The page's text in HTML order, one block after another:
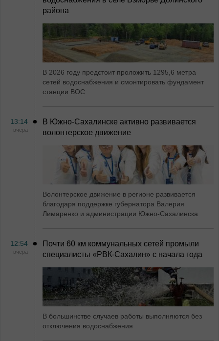
района
В 2026 году предстоит проложить 1295,6 метра
сетей водоснабжения и смонтировать фундамент
станции ВОС
13:14
вчера
В Южно-Сахалинске активно развивается
волонтерское движение
Волонтерское движение в регионе развивается
благодаря поддержке губернатора Валерия
Лимаренко и администрации Южно-Сахалинска
12:54
вчера
Почти 60 км коммунальных сетей промыли
специалисты «РВК‑Сахалин» с начала года
В большинстве случаев работы выполняются без
отключения водоснабжения